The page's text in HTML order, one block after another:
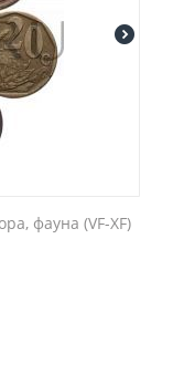
фауна (VF-XF)